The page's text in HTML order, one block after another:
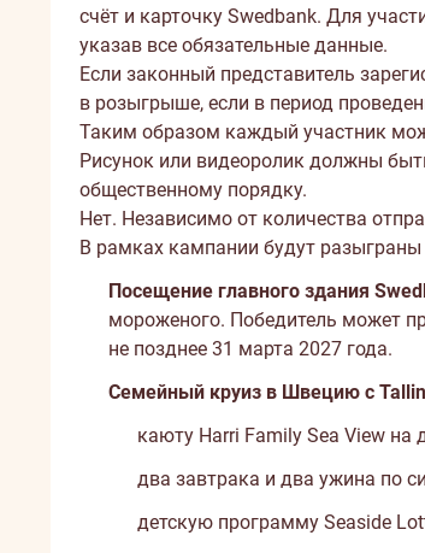
счёт и карточку Swedbank. Для
указав все обязательные данные.
Если законный представитель
в розыгрыше, если в период
Таким образом каждый участник
Рисунок или видеоролик должны
общественному порядку.
Нет. Независимо от количества
В рамках кампании будут разыграны
Посещение главного здания
мороженого. Победитель может
не позднее 31 марта 2027 года.
Семейный круиз в Швецию с
каюту Harri Family Sea View на
два завтрака и два ужина по
детскую программу Seaside